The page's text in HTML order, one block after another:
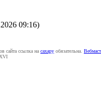
09:16)
сайта ссылка на caxapу обязательна.